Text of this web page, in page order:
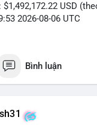
USD
2026-08-06 UTC
hành vi của Cá voi
chưa đến mức
tài sản giữa các ví
có thể xuất hiện,
gọn cho nhà đầu tư
Bình luận